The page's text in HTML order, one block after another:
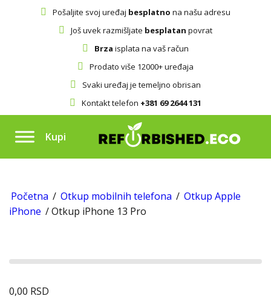
Pošaljite svoj uređaj besplatno na našu adresu
Još uvek razmišljate besplatan povrat
Brza isplata na vaš račun
Prodato više 12000+ uređaja
Svaki uređaj je temeljno obrisan
Kontakt telefon +381 69 2644 131
Kupi
Početna / Otkup mobilnih telefona / Otkup Apple
iPhone / Otkup iPhone 13 Pro
0,00 RSD